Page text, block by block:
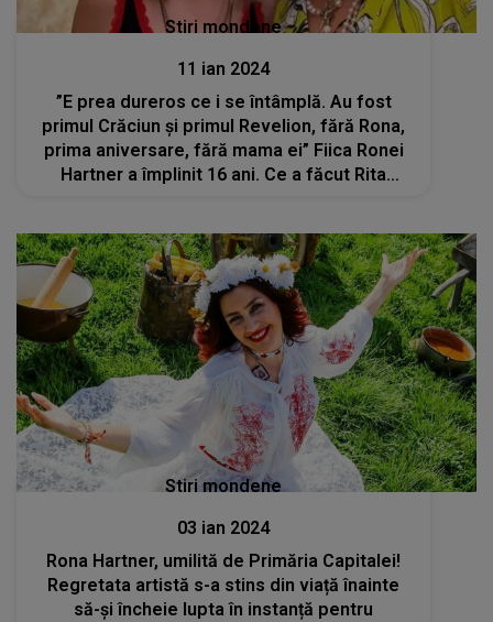
Stiri mondene
11 ian 2024
”E prea dureros ce i se întâmplă. Au fost
primul Crăciun și primul Revelion, fără Rona,
prima aniversare, fără mama ei” Fiica Ronei
Hartner a împlinit 16 ani. Ce a făcut Rita
Stiri mondene
03 ian 2024
Rona Hartner, umilită de Primăria Capitalei!
Regretata artistă s-a stins din viață înainte
să-și încheie lupta în instanță pentru